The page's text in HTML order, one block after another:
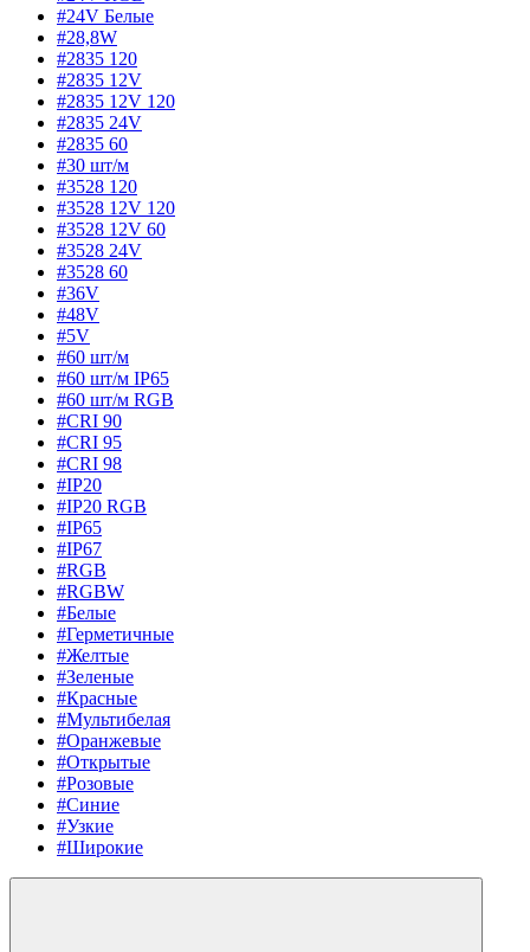
#24V Белые
#28,8W
#2835 120
#2835 12V
#2835 12V 120
#2835 24V
#2835 60
#30 шт/м
#3528 120
#3528 12V 120
#3528 12V 60
#3528 24V
#3528 60
#36V
#48V
#5V
#60 шт/м
#60 шт/м IP65
#60 шт/м RGB
#CRI 90
#CRI 95
#CRI 98
#IP20
#IP20 RGB
#IP65
#IP67
#RGB
#RGBW
#Белые
#Герметичные
#Желтые
#Зеленые
#Красные
#Мультибелая
#Оранжевые
#Открытые
#Розовые
#Синие
#Узкие
#Широкие